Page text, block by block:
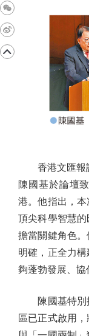
香港文匯報訊
陳國基於論壇
港。他指出，
頂尖科學智慧
擔當關鍵角色
明確，正全力
夠蓬勃發展、協
陳國基特別提
區已正式啟用